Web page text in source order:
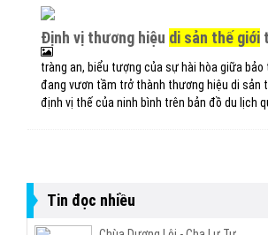
định vị thương hiệu di sản thế giới
tràng an, biểu tượng của sự hài hòa giữa bảo
đang vươn tầm trở thành thương hiệu di sản
định vị thế của ninh bình trên bản đồ du lịch
Tin đọc nhiều